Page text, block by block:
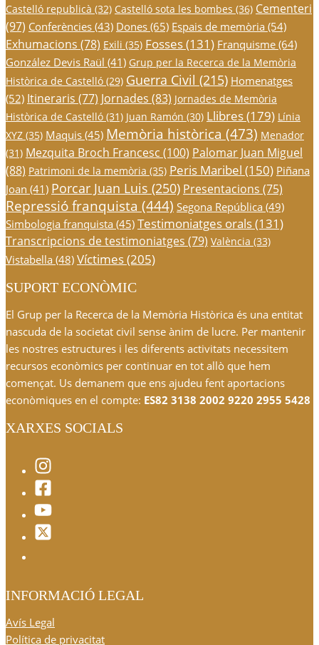
Castelló republicà (32) Castelló sota les bombes (36) Cementeri
(97) Conferències (43) Dones(65) Espais de memòria (54)
Exhumacions (78) Exili (35) Fosses(131) Franquisme(64)
González Devis Raül (41) Grup per la Recerca de la Memòria
Històrica de Castelló (29) Guerra Civil (215) Homenatges
(52) Itineraris (77) Jornades (83) Jornades de Memòria
Històrica de Castelló (31) Juan Ramón (30) Llibres(179) Línia
XYZ (35) Maquis (45) Memòria històrica (473) Menador
(31) Mezquita Broch Francesc (100) Palomar Juan Miguel
(88) Patrimoni de la memòria (35) Peris Maribel (150) Piñana
Joan (41) Porcar Juan Luis (250) Presentacions (75)
Repressió franquista (444) Segona República (49)
Simbologia franquista (45) Testimoniatges orals(131)
Transcripcions de testimoniatges (79) València (33)
Vistabella (48) Víctimes(205)
SUPORT ECONÒMIC
El Grup per la Recerca de la Memòria Històrica és una entitat
nascuda de la societat civil sense ànim de lucre. Per mantenir
les nostres estructures i les diferents activitats necessitem
recursos econòmics per continuar en tot allò que hem
començat. Us demanem que ens ajudeu fent aportacions
econòmiques en el compte: ES82 3138 2002 9220 2955 5428
XARXES SOCIALS
INFORMACIÓ LEGAL
Avís Legal
Política de privacitat